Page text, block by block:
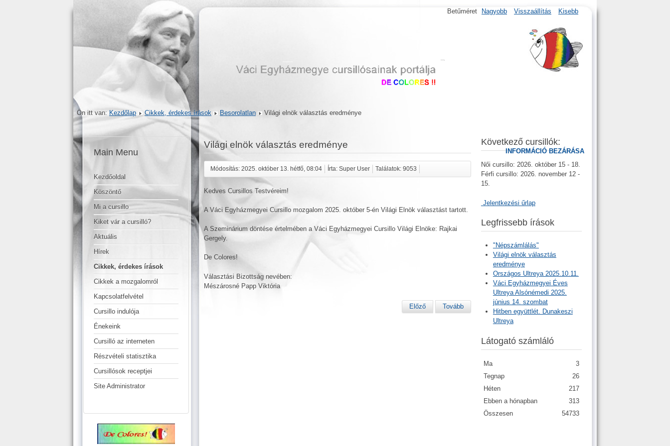
Ön itt van: Kezdőlap Cikkek, érdekes írások Besorolatlan Világi elnök választás eredménye
Betűméret Nagyobb Visszaállítás Kisebb
Main Menu
Kezdőoldal
Köszöntő
Mi a cursillo
Kiket vár a cursilló?
Aktuális
Hírek
Cikkek, érdekes írások
Cikkek a mozgalomról
Kapcsolatfelvétel
Cursillo indulója
Énekeink
Cursilló az interneten
Részvételi statisztika
Cursillósok receptjei
Site Administrator
Világi elnök választás eredménye
Módosítás: 2025. október 13. hétfő, 08:04 Írta: Super User Találatok: 9053
Kedves Cursillos Testvéreim!
A Váci Egyházmegyei Cursillo mozgalom 2025. október 5-én Világi Elnök választást tartott.
A Szeminárium döntése értelmében a Váci Egyházmegyei Cursillo Világi Elnöke: Rajkai
Gergely.
De Colores!
Választási Bizottság nevében:
Mészárosné Papp Viktória
Előző Tovább
INFORMÁCIÓ BEZÁRÁSA
Következő cursillók:
Női cursillo: 2026. október 15 - 18.
Férfi cursillo: 2026. november 12 -
15.
Jelentkezési űrlap
Legfrissebb írások
"Népszámlálás"
Világi elnök választás
eredménye
Országos Ultreya 2025.10.11.
Váci Egyházmegyei Éves
Ultreya Alsónémedi 2025.
június 14. szombat
Hitben együttlét. Dunakeszi
Ultreya
Látogató számláló
Ma
3
Tegnap
26
Héten
217
Ebben a hónapban
313
Összesen
54733